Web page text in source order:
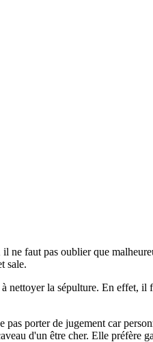
faut pas oublier que
sale.
la sépulture. En effet,
porter de jugement car
d'un être cher. Elle préfère